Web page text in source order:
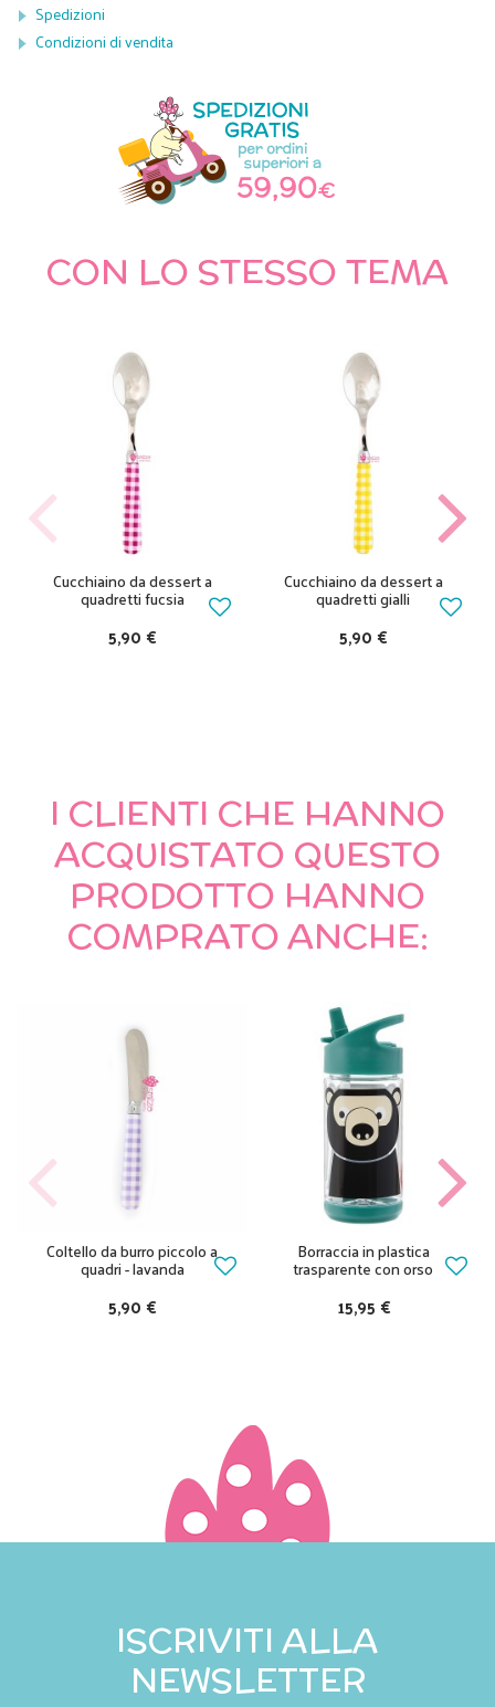
Spedizioni
Condizioni di vendita
CON LO STESSO TEMA
Cucchiaino da dessert a
quadretti fucsia
5,90 €
Cucchiaino da dessert a
quadretti gialli
5,90 €
I CLIENTI CHE HANNO
ACQUISTATO QUESTO
PRODOTTO HANNO
COMPRATO ANCHE:
Coltello da burro piccolo a
quadri - lavanda
5,90 €
Borraccia in plastica
trasparente con orso
15,95 €
ISCRIVITI ALLA
NEWSLETTER